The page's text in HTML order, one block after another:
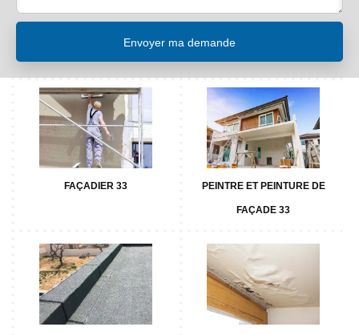
FAÇADIER 33 PEINTRE ET PEINTURE DE
FAÇADE 33